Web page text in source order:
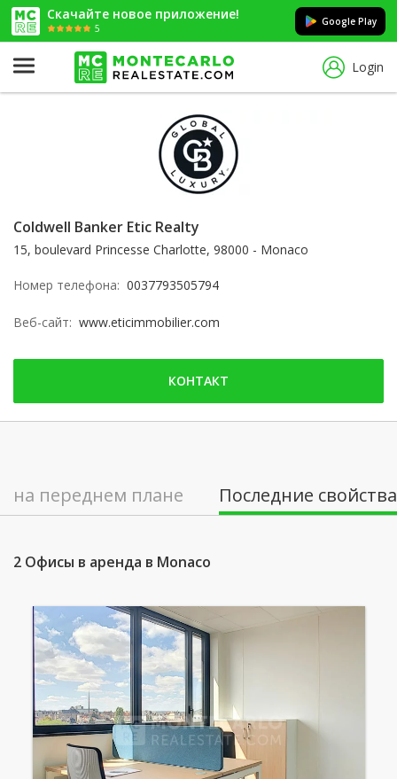
Скачайте новое приложение!
5
Google Play
Login
Coldwell Banker Etic Realty
15, boulevard Princesse Charlotte, 98000 - Monaco
Номер телефона: 0037793505794
Веб-сайт: www.eticimmobilier.com
КОНТАКТ
на переднем плане Последние свойства
2 Офисы в аренда в Monaco